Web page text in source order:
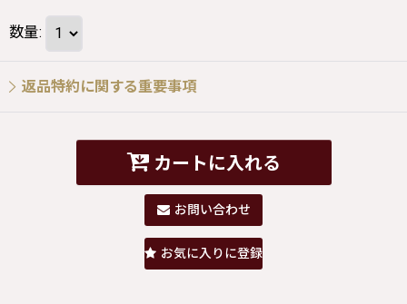
数量:
返品特約に関する重要事項
カートに入れる
お問い合わせ
お気に入りに登録